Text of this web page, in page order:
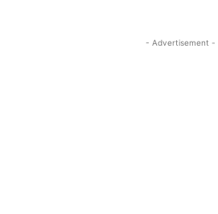
- Advertisement -